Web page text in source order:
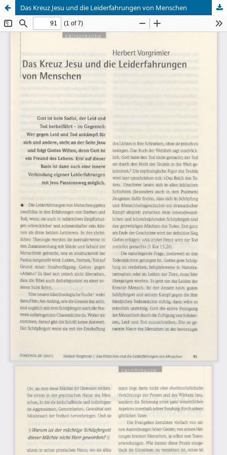
Das Kreuz Jesu und die Leiderfahrungen von Menschen